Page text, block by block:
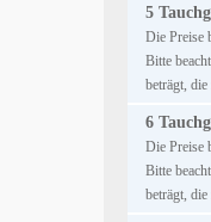
5
Die Preise
Bitte
beträgt,
6
Die Preise
Bitte
beträgt,